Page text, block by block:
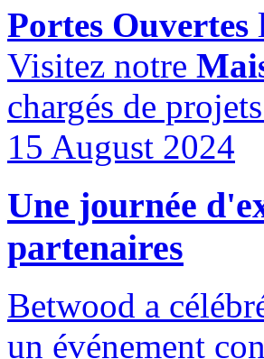
Portes Ouvertes
Visitez notre
chargés de
15 August 2024
Une journée
partenaires
Betwood a
un événement